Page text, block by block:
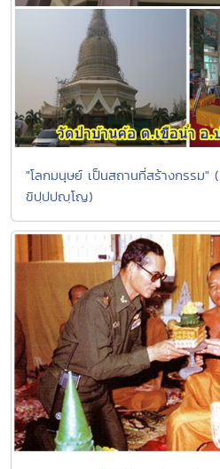
"โลกมนุษย์ เป็นสถานที่สร้างกรรม"
ขิปฺปปญฺโญ)